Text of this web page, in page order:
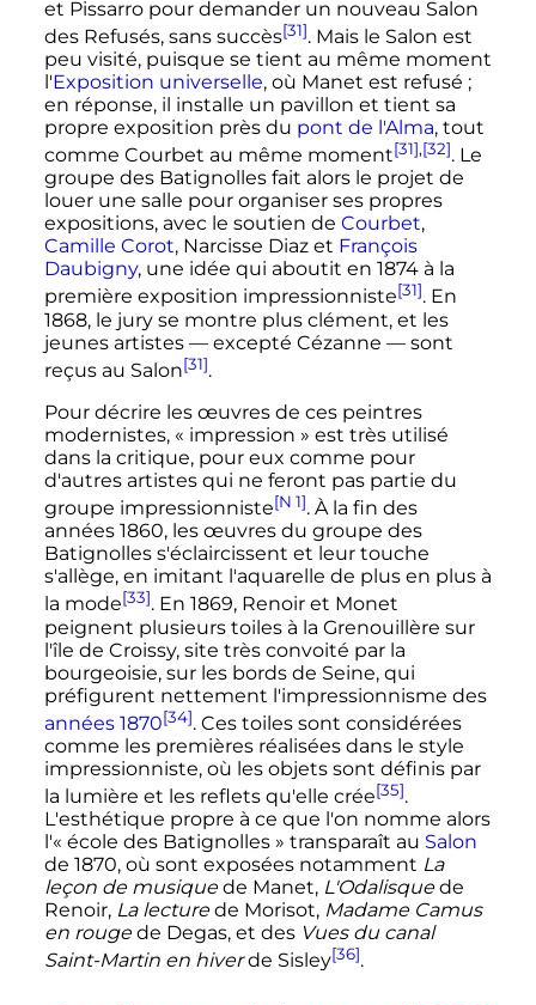
et Pissarro pour demander un nouveau Salon
des Refusés, sans succès[31]. Mais le Salon est
peu visité, puisque se tient au même moment
l'Exposition universelle, où Manet est refusé ;
en réponse, il installe un pavillon et tient sa
propre exposition près du pont de l'Alma, tout
comme Courbet au même moment[31],[32]. Le
groupe des Batignolles fait alors le projet de
louer une salle pour organiser ses propres
expositions, avec le soutien de Courbet,
Camille Corot, Narcisse Diaz et François
Daubigny, une idée qui aboutit en 1874 à la
première exposition impressionniste[31]. En
1868, le jury se montre plus clément, et les
jeunes artistes — excepté Cézanne —sont
reçus au Salon[31].
Pour décrire les œuvres de ces peintres
modernistes, « impression » est très utilisé
dans la critique, pour eux comme pour
d'autres artistes qui ne feront pas partie du
groupe impressionniste[N 1]. À la fin des
années 1860, les œuvres du groupe des
Batignolles s'éclaircissent et leur touche
s'allège, en imitant l'aquarelle de plus en plus à
la mode[33]. En 1869, Renoir et Monet
peignent plusieurs toiles à la Grenouillère sur
l'île de Croissy, site très convoité par la
bourgeoisie, sur les bords de Seine, qui
préfigurent nettement l'impressionnisme des
années 1870[34]. Ces toiles sont considérées
comme les premières réalisées dans le style
impressionniste, où les objets sont définis par
la lumière et les reflets qu'elle crée[35].
L'esthétique propre à ce que l'on nomme alors
l'« école des Batignolles » transparaît au Salon
de 1870, où sont exposées notamment La
leçon de musiquede Manet, L'Odalisquede
Renoir, La lecturede Morisot, Madame Camus
en rougede Degas, et des Vues du canal
Saint-Martin en hiverde Sisley[36].